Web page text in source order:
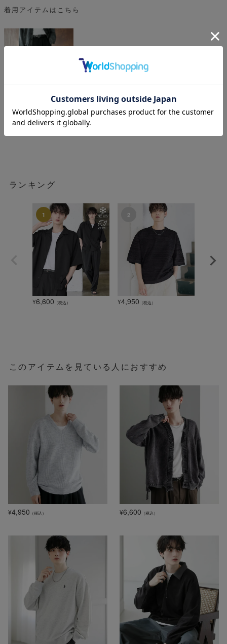
着用アイテムはこちら
ASTRONOMY
ランキング
¥6,600 （税込） ¥4,950 （税込）
このアイテムを見ている人におすすめ
¥4,950 （税込） ¥6,600 （税込）